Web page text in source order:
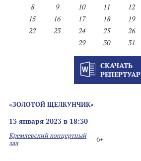
8
9 10 11 12
15
16 17 18 19
22
23 24 25 26
29
30 31
СКАЧАТЬ
РЕПЕРТУАР
«ЗОЛОТОЙ ЩЕЛКУНЧИК»
13 января 2023 в 18:30
6+
Кремлевский концертный
зал